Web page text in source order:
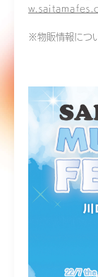
※物販情報につ